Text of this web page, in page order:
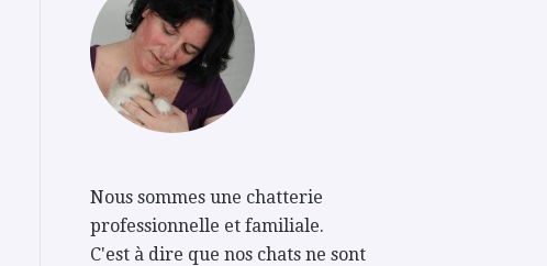
Nous sommes une chatterie
professionnelle et familiale.
C'est à dire que nos chats ne sont